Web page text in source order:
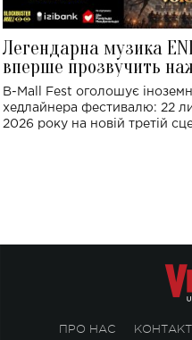
Легендарна музика
вперше прозвучить
Україні: де
B-Mall Fest оголошує
хедлайнера фестивалю: 22
2026 року на новій третій
ПРО НАС